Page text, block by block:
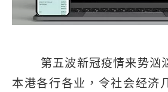
第五波新冠疫情来势汹
本港各行各业，令社会经济